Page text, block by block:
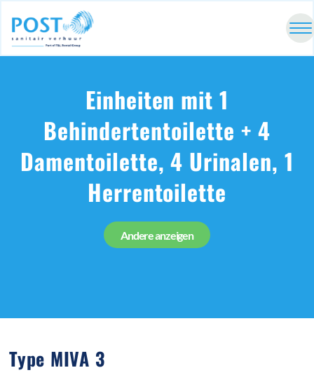
Einheiten mit 1
Behindertentoilette + 4
Damentoilette, 4 Urinalen, 1
Herrentoilette
Andere anzeigen
Type MIVA 3